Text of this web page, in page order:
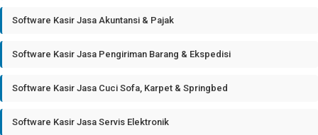
Software Kasir Jasa Akuntansi & Pajak
Software Kasir Jasa Pengiriman Barang & Ekspedisi
Software Kasir Jasa Cuci Sofa, Karpet & Springbed
Software Kasir Jasa Servis Elektronik